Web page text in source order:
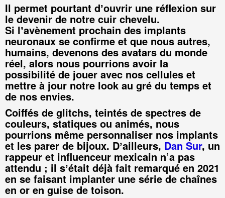
Il permet pourtant dʼouvrir une réflexion sur
le devenir de notre cuir chevelu.
Si lʼavènement prochain des implants
neuronaux se confirme et que nous autres,
humains, devenons des avatars du monde
réel, alors nous pourrions avoir la
possibilité de jouer avec nos cellules et
mettre à jour notre look au gré du temps et
de nos envies.
Coiffés de glitchs, teintés de spectres de
couleurs, statiques ou animés, nous
pourrions même personnaliser nos implants
et les parer de bijoux. Dʼailleurs, Dan Sur, un
rappeur et influenceur mexicain n’a pas
attendu ; il sʼétait déjà fait remarqué en 2021
en se faisant implanter une série de chaînes
en or en guise de toison.